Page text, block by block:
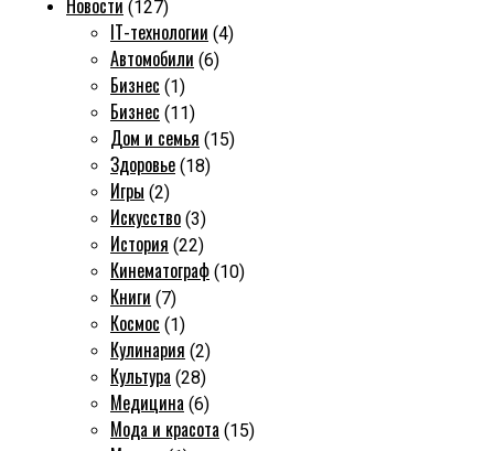
Новости (127)
IT-технологии (4)
Автомобили (6)
Бизнес (1)
Бизнес (11)
Дом и семья (15)
Здоровье (18)
Игры (2)
Искусство (3)
История (22)
Кинематограф (10)
Книги (7)
Космос (1)
Кулинария (2)
Культура (28)
Медицина (6)
Мода и красота (15)